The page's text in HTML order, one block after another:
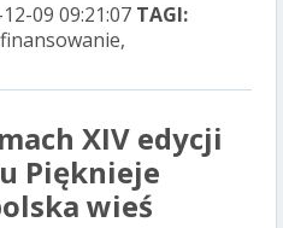
09 09:21:07 TAGI:
XIV edycji
Pięknieje
wieś